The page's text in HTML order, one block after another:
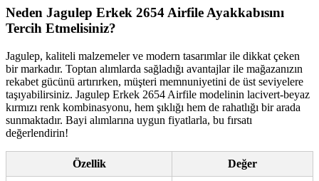
Neden Jagulep Erkek 2654 Airfile Ayakkabısını
Tercih Etmelisiniz?
Jagulep, kaliteli malzemeler ve modern tasarımlar ile dikkat çeken
bir markadır. Toptan alımlarda sağladığı avantajlar ile mağazanızın
rekabet gücünü artırırken, müşteri memnuniyetini de üst seviyelere
taşıyabilirsiniz. Jagulep Erkek 2654 Airfile modelinin lacivert-beyaz
kırmızı renk kombinasyonu, hem şıklığı hem de rahatlığı bir arada
sunmaktadır. Bayi alımlarına uygun fiyatlarla, bu fırsatı
değerlendirin!
Özellik Değer